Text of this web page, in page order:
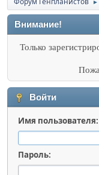
►
Внимание!
Только
Войти
Имя пользователя:
Пароль: